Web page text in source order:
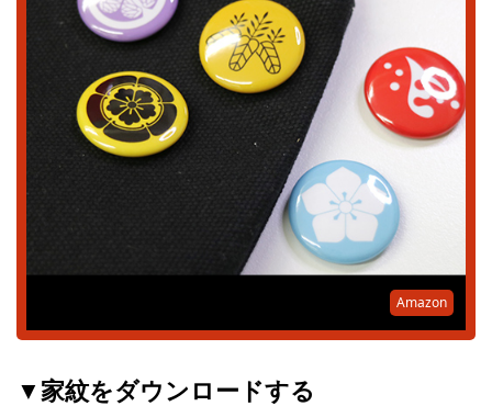
Amazon
▼家紋をダウンロードする